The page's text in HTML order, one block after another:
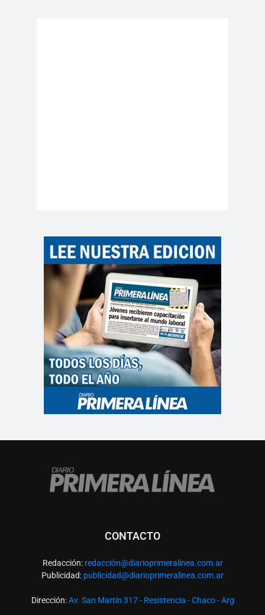
CONTACTO
Redacción: redacción@diarioprimeralinea.com.ar
Publicidad: publicidad@diarioprimeralinea.com.ar
Dirección:Av. San Martín 317 - Resistencia - Chaco - Arg